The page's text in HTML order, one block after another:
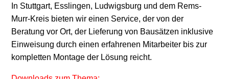
In Stuttgart, Esslingen, Ludwigsburg und dem Rems-
Murr-Kreis bieten wir einen Service, der von der
Beratung vor Ort, der Lieferung von Bausätzen inklusive
Einweisung durch einen erfahrenen Mitarbeiter bis zur
kompletten Montage der Lösung reicht.